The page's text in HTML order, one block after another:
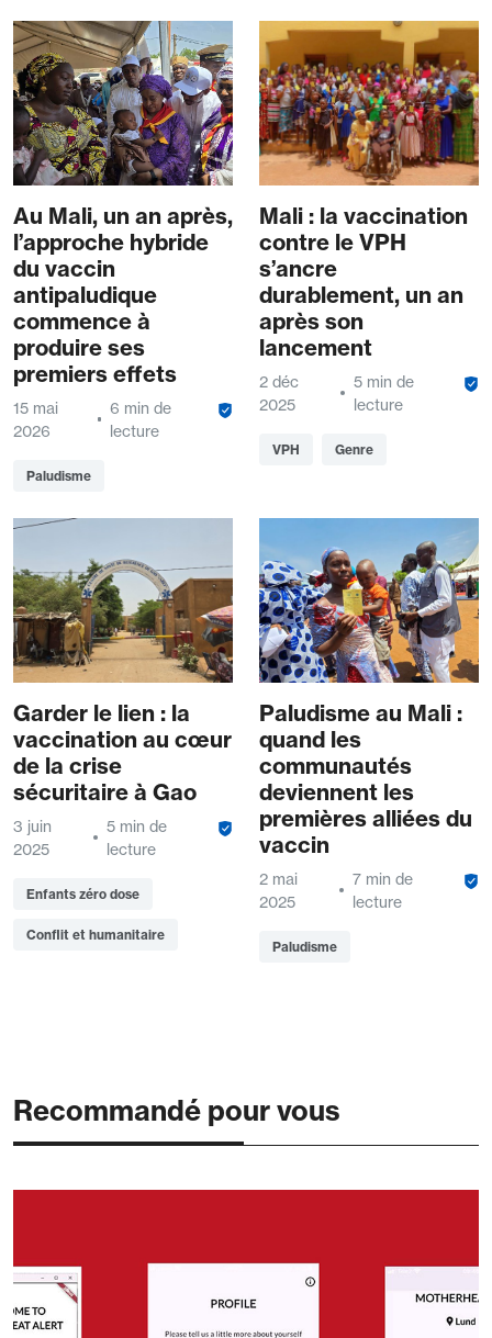
Au Mali, un an après,
l’approche hybride
du vaccin
antipaludique
commence à
produire ses
premiers effets
15 mai
2026
6 min de
lecture
Paludisme
Mali : la vaccination
contre le VPH
s’ancre
durablement, un an
après son
lancement
2 déc
2025
5 min de
lecture
VPH Genre
Garder le lien : la
vaccination au cœur
de la crise
sécuritaire à Gao
3 juin
2025
5 min de
lecture
Enfants zéro dose
Conflit et humanitaire
Paludisme au Mali :
quand les
communautés
deviennent les
premières alliées du
vaccin
2 mai
2025
7 min de
lecture
Paludisme
Recommandé pour vous